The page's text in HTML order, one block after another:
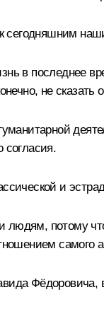
сегодняшним
в последнее
не
согласия.
и
потому
самого